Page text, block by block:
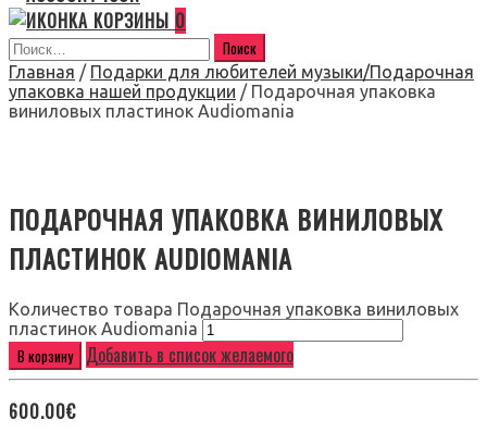
0
Главная / Подарки для любителей музыки/Подарочная
упаковка нашей продукции / Подарочная упаковка
виниловых пластинок Audiomania
ПОДАРОЧНАЯ УПАКОВКА ВИНИЛОВЫХ
ПЛАСТИНОК AUDIOMANIA
Количество товара Подарочная упаковка виниловых
пластинок Audiomania
В корзину Добавить в список желаемого
600.00€